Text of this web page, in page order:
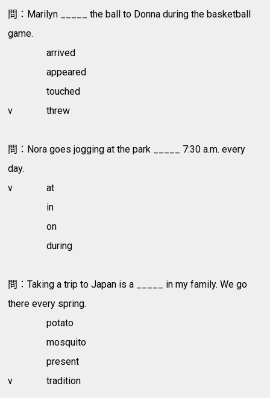
問：Marilyn _____ the ball to Donna during the basketball
game.
arrived
appeared
touched
v
threw
問：Nora goes jogging at the park _____ 7:30 a.m. every
day.
v
at
in
on
during
問：Taking a trip to Japan is a _____ in my family. We go
there every spring.
potato
mosquito
present
v
tradition